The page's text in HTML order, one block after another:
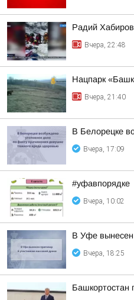
Радий
Вчера, 22:48
Нацпарк
Вчера, 21:40
В Белорецке
Вчера, 17:09
#уфавпорядке
Вчера, 10:02
В Уфе вынесен
Вчера, 18:25
Башкортостан